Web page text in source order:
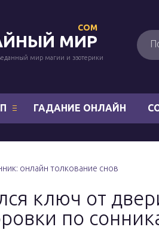
МИР
COM
мир магии и эзотерики
ГАДАНИЕ ОНЛАЙН
онлайн толкование снов
ключ от
по